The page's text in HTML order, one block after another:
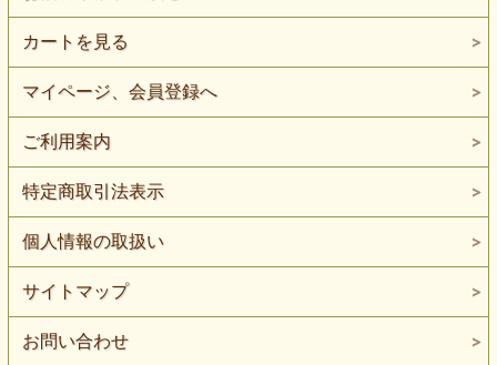
カートを見る
マイページ、会員登録へ
ご利用案内
特定商取引法表示
個人情報の取扱い
サイトマップ
お問い合わせ